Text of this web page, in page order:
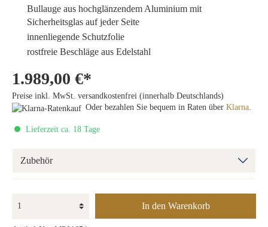
Bullauge aus hochglänzendem Aluminium mit
Sicherheitsglas auf jeder Seite
innenliegende Schutzfolie
rostfreie Beschläge aus Edelstahl
1.989,00 €*
Preise inkl. MwSt. versandkostenfrei (innerhalb Deutschlands)
Oder bezahlen Sie bequem in Raten über Klarna.
Lieferzeit ca. 18 Tage
Zubehör
In den Warenkorb